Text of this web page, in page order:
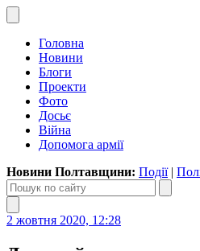
Головна
Новини
Блоги
Проекти
Фото
Досьє
Війна
Допомога армії
Новини Полтавщини: Події|
2 жовтня 2020, 12:28